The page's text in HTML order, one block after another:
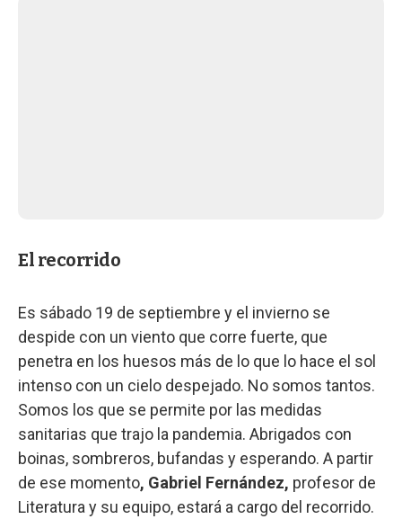
El recorrido
Es sábado 19 de septiembre y el invierno se
despide con un viento que corre fuerte, que
penetra en los huesos más de lo que lo hace el sol
intenso con un cielo despejado. No somos tantos.
Somos los que se permite por las medidas
sanitarias que trajo la pandemia. Abrigados con
boinas, sombreros, bufandas y esperando. A partir
de ese momento, Gabriel Fernández, profesor de
Literatura y su equipo, estará a cargo del recorrido.